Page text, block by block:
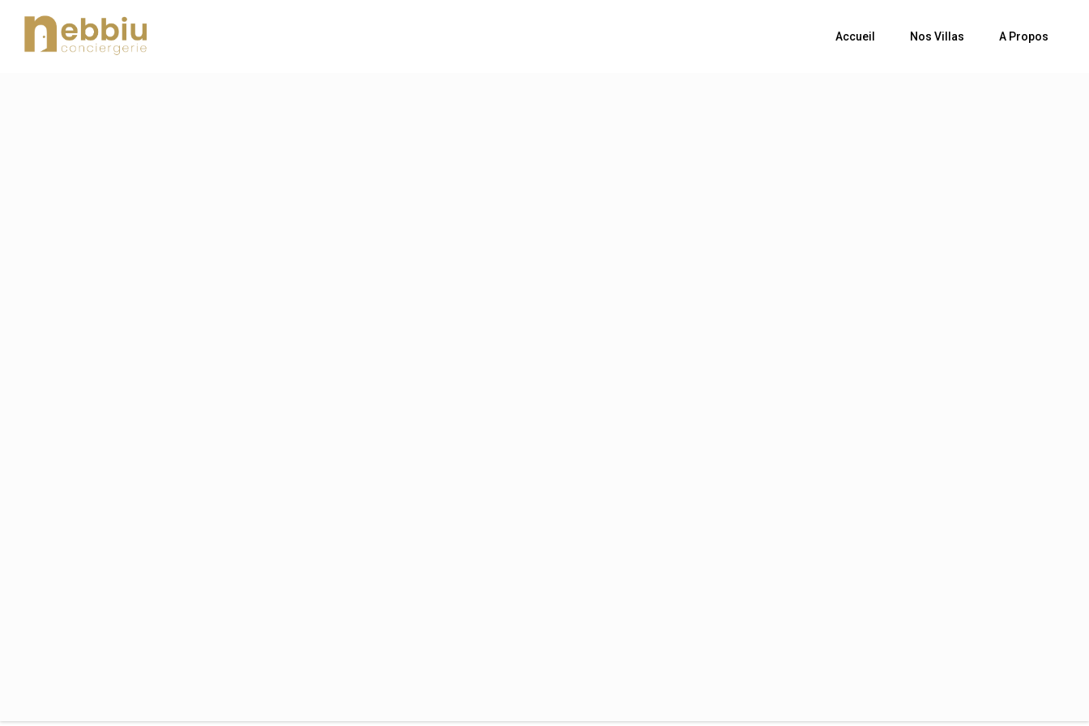
Accueil Nos Villas A Propos